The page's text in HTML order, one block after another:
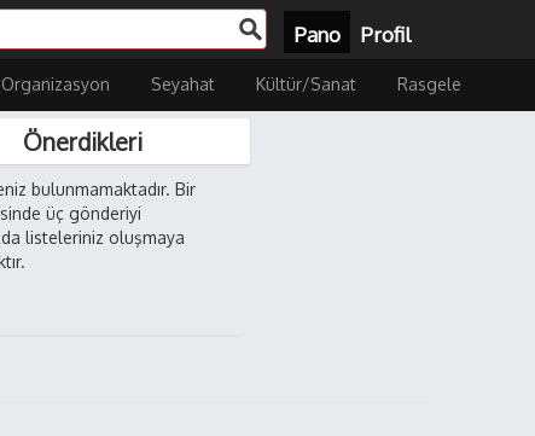
Pano Profil
Seyahat Kültür/Sanat Rasgele
Önerdikleri
bulunmamaktadır. Bir
üç gönderiyi
listeleriniz oluşmaya